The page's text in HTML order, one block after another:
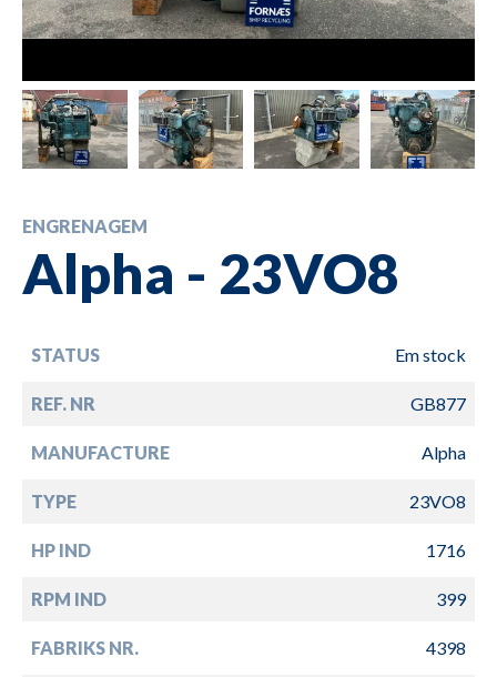
ENGRENAGEM
Alpha - 23VO8
STATUS Em stock
REF. NR GB877
MANUFACTURE Alpha
TYPE 23VO8
HP IND 1716
RPM IND 399
FABRIKS NR. 4398